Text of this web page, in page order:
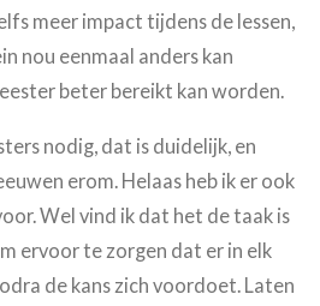
meer impact tijdens de lessen,
nou eenmaal anders kan
beter bereikt kan worden.
nodig, dat is duidelijk, en
erom. Helaas heb ik er ook
Wel vind ik dat het de taak is
ervoor te zorgen dat er in elk
de kans zich voordoet. Laten